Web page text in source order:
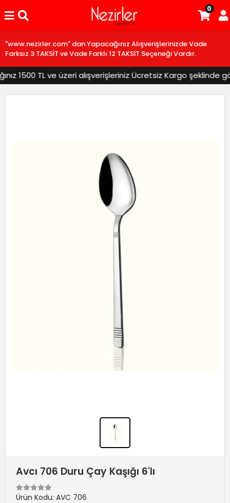
"www.nezirler.com" dan Yapacağınız Alışverişlerinizde Vade
Farksız 3 TAKSİT ve Vade Farklı 12 TAKSİT Seçeneği Vardır.
1500 TL ve üzeri alışverişleriniz Ücretsiz Kargo şeklinde
0
Avcı 706 Duru Çay Kaşığı 6'lı
Ürün Kodu: AVC 706